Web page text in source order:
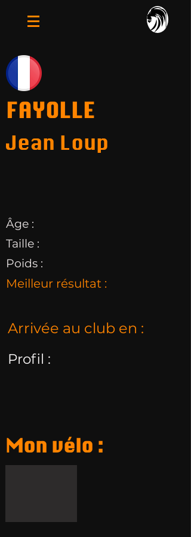
FAYOLLE
Jean Loup
Âge :
Taille :
Poids :
Meilleur résultat :
Arrivée au club en :
Profil :
Mon vélo :